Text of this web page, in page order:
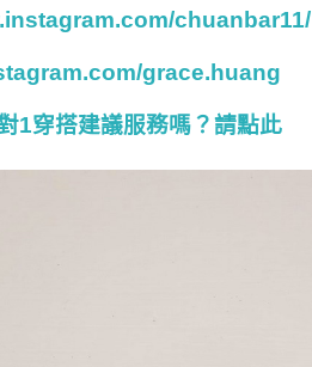
chuanbar11/
grace.huang
1穿搭建議服務嗎？請點此